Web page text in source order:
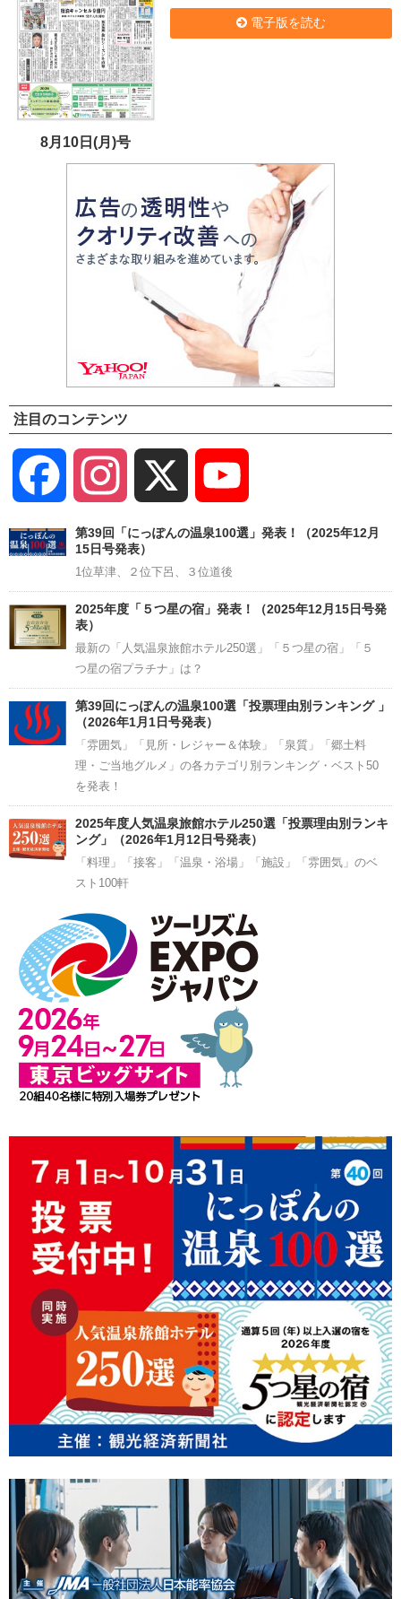
8月10日(月)号
電子版を読む
注目のコンテンツ
Facebook Instagram
Channel
第39回「にっぽんの温泉100選」発表！（2025年12月
15日号発表）
1位草津、２位下呂、３位道後
2025年度「５つ星の宿」発表！（2025年12月15日号発
表）
最新の「人気温泉旅館ホテル250選」「５つ星の宿」「５
つ星の宿プラチナ」は？
第39回にっぽんの温泉100選「投票理由別ランキング 」
（2026年1月1日号発表）
「雰囲気」「見所・レジャー＆体験」「泉質」「郷土料
理・ご当地グルメ」の各カテゴリ別ランキング・ベスト50
を発表！
2025年度人気温泉旅館ホテル250選「投票理由別ランキ
ング」（2026年1月12日号発表）
「料理」「接客」「温泉・浴場」「施設」「雰囲気」のベ
スト100軒